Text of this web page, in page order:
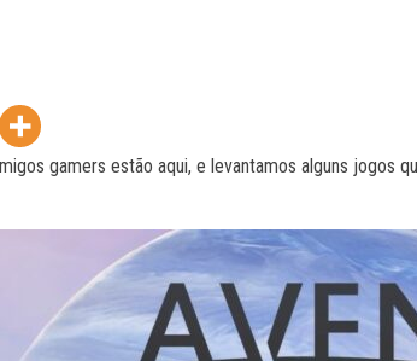
gamers estão aqui, e levantamos alguns jogos